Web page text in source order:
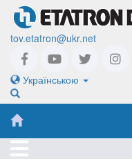
tov.etatron@ukr.net
Українською